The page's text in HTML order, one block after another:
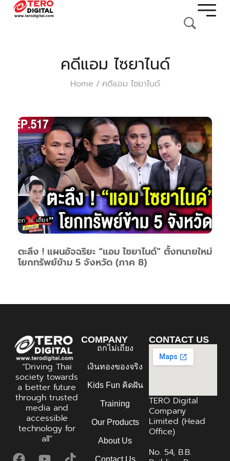
คดีแอม ไซยาไนด์
Home / คดีแอม ไซยาไนด์
ตะลึง ! แผนอัจฉริยะ “แอม ไซยาไนด์” ตั้งทนายใหม่
โยกทรัพย์ข้าม 5 จังหวัด (ภาค 8)
“Driving Thai
society towards
a better future
through trusted
media and
accessible
technology for
all”
COMPANY
ถกไม่เถียง
เงินทองของจริง
Kids Fun คิดฝัน
Training
Our Products
About Us
Contact Us
CONTACT US
TERO Digital
Company
Limited (Head
Office)
No. 54, B.B.